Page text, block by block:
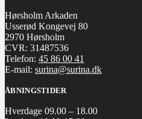
Hørsholm Arkaden
Usserød Kongevej 80
2970 Hørsholm
CVR: 31487536
Telefon: 45 86 00 41
E-mail: surina@surina.dk
ÅBNINGSTIDER
Hverdage 09.00 – 18.00